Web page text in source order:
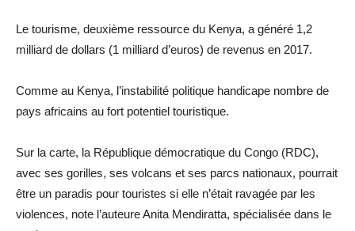
Le tourisme, deuxième ressource du Kenya, a généré 1,2
milliard de dollars (1 milliard d’euros) de revenus en 2017.
Comme au Kenya, l’instabilité politique handicape nombre de
pays africains au fort potentiel touristique.
Sur la carte, la République démocratique du Congo (RDC),
avec ses gorilles, ses volcans et ses parcs nationaux, pourrait
être un paradis pour touristes si elle n’était ravagée par les
violences, note l’auteure Anita Mendiratta, spécialisée dans le